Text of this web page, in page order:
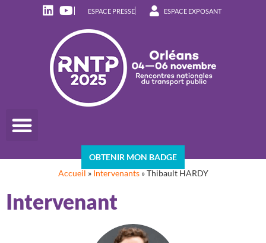
ESPACE PRESSE ESPACE EXPOSANT
OBTENIR MON BADGE
Accueil » Intervenants»Thibault HARDY
Intervenant